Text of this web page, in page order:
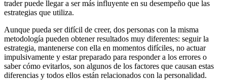
trader puede llegar a ser más influyente en su desempeño que las
estrategias que utiliza.
Aunque pueda ser difícil de creer, dos personas con la misma
metodología pueden obtener resultados muy diferentes: seguir la
estrategia, mantenerse con ella en momentos difíciles, no actuar
impulsivamente y estar preparado para responder a los errores o
saber cómo evitarlos, son algunos de los factores que causan estas
diferencias y todos ellos están relacionados con la personalidad.